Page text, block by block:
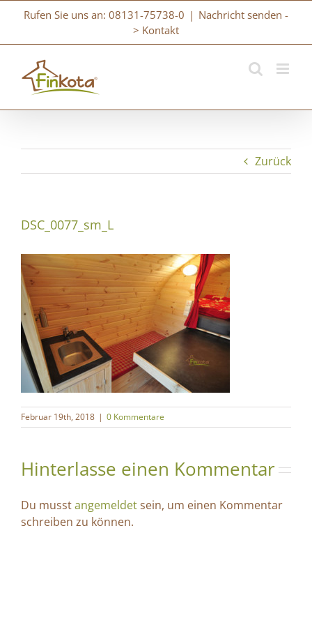
springen
Rufen Sie uns an: 08131-75738-0 | Nachricht senden -
> Kontakt
Zurück
DSC_0077_sm_L
Februar 19th, 2018 | 0 Kommentare
Hinterlasse einen Kommentar
Du musstangemeldetsein, um einen Kommentar
schreiben zu können.